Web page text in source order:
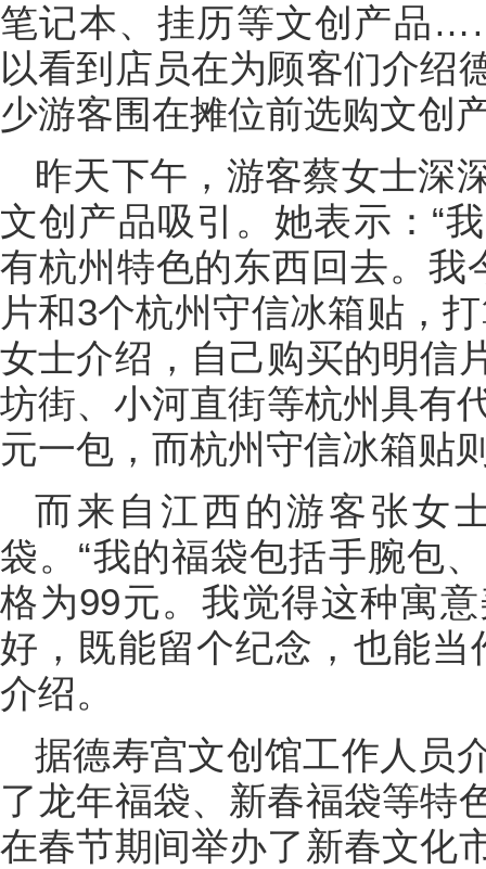
笔记本、挂历等文创产品
以看到店员在为顾客们介绍
少游客围在摊位前选购文创
昨天下午，游客蔡女士深
文创产品吸引。她表示：“
有杭州特色的东西回去。我
片和3个杭州守信冰箱贴，
女士介绍，自己购买的明信
坊街、小河直街等杭州具有
元一包，而杭州守信冰箱贴
而来自江西的游客张女
袋。“我的福袋包括手腕包
格为99元。我觉得这种寓
好，既能留个纪念，也能
介绍。
据德寿宫文创馆工作人员
了龙年福袋、新春福袋等特
在春节期间举办了新春文化